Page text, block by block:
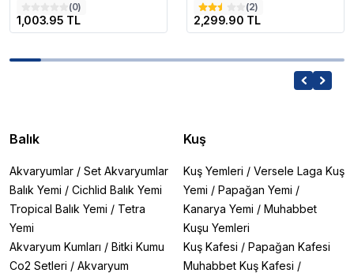
(0)
1,003.95 TL
(2)
2,299.90 TL
Balık
Akvaryumlar / Set Akvaryumlar
Balık Yemi / Cichlid Balık Yemi
Tropical Balık Yemi / Tetra
Yemi
Akvaryum Kumları / Bitki Kumu
Co2 Setleri / Akvaryum
Kuş
Kuş Yemleri / Versele Laga Kuş
Yemi / Papağan Yemi /
Kanarya Yemi / Muhabbet
Kuşu Yemleri
Kuş Kafesi / Papağan Kafesi
Muhabbet Kuş Kafesi /